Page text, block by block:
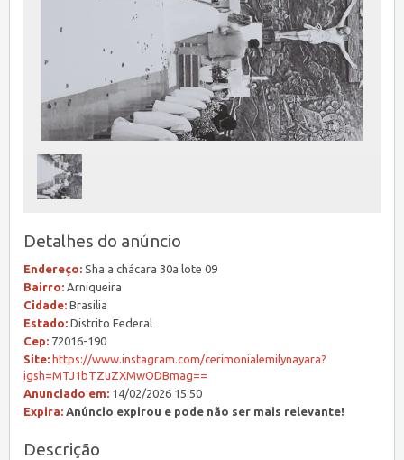
Detalhes do anúncio
Endereço: Sha a chácara 30a lote 09
Bairro: Arniqueira
Cidade: Brasilia
Estado: Distrito Federal
Cep: 72016-190
Site: https://www.instagram.com/cerimonialemilynayara?
igsh=MTJ1bTZuZXMwODBmag==
Anunciado em: 14/02/2026 15:50
Expira: Anúncio expirou e pode não ser mais relevante!
Descrição